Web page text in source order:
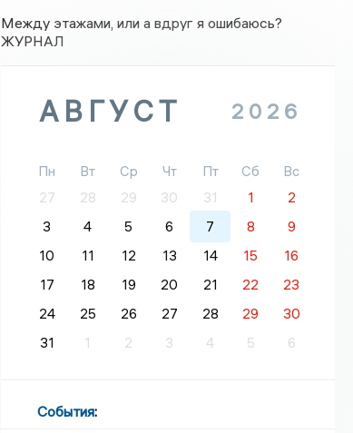
Между этажами, или а вдруг я ошибаюсь?
ЖУРНАЛ
АВГУСТ 2026
Пн Вт Ср Чт Пт Сб
Вс
27
28 29 30 31 1
2
3
4 5 6 7 8
9
10
11 12 13 14 15
16
17
18 19 20 21 22
23
24
25 26 27 28 29
30
31
1 2 3 4 5 6
События: